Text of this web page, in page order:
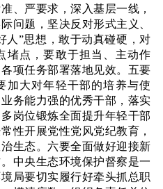
、严要求，深入基层一线，
问题，坚决反对形式主义、
人”思想，敢于动真碰硬，对
堵点，要敢于担当、主动作
项任务部署落地见效。五要
加大对年轻干部的培养与使
务能力强的优秀干部，落实
岗位锻炼全面提升年轻干部
性开展党性党风党纪教育，
生态。六要全面做好迎接新
中央生态环境保护督察是一
局要切实履行好牵头抓总职